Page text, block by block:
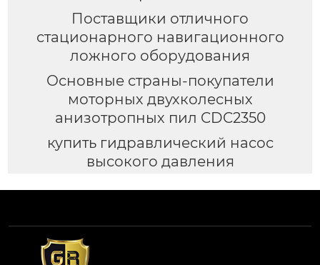
Поставщики отличного
стационарного навигационного
ложного оборудования
Основные страны-покупатели
моторных двухколесных
анизотропных пил CDC2350
купить гидравлический насос
высокого давления